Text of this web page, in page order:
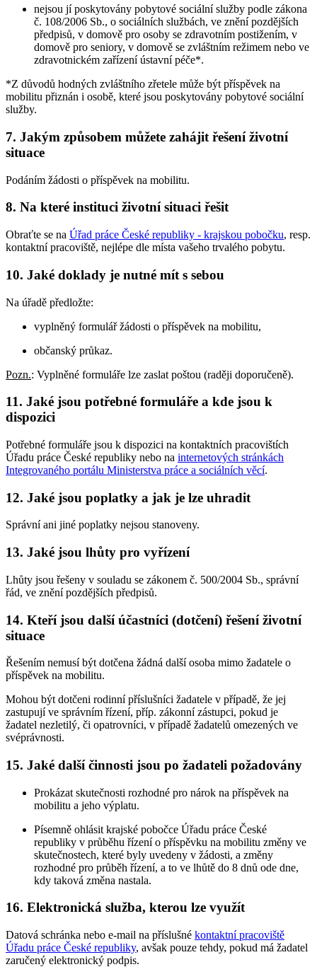
nejsou jí poskytovány pobytové sociální služby podle zákona
č. 108/2006 Sb., o sociálních službách, ve znění pozdějších
předpisů, v domově pro osoby se zdravotním postižením, v
domově pro seniory, v domově se zvláštním režimem nebo ve
zdravotnickém zařízení ústavní péče*.
*Z důvodů hodných zvláštního zřetele může být příspěvek na
mobilitu přiznán i osobě, které jsou poskytovány pobytové sociální
služby.
7. Jakým způsobem můžete zahájit řešení životní
situace
Podáním žádosti o příspěvek na mobilitu.
8. Na které instituci životní situaci řešit
Obraťte se na Úřad práce České republiky - krajskou pobočku, resp.
kontaktní pracoviště, nejlépe dle místa vašeho trvalého pobytu.
10. Jaké doklady je nutné mít s sebou
Na úřadě předložte:
vyplněný formulář žádosti o příspěvek na mobilitu,
občanský průkaz.
Pozn.: Vyplněné formuláře lze zaslat poštou (raději doporučeně).
11. Jaké jsou potřebné formuláře a kde jsou k
dispozici
Potřebné formuláře jsou k dispozici na kontaktních pracovištích
Úřadu práce České republiky nebo na internetových stránkách
Integrovaného portálu Ministerstva práce a sociálních věcí.
12. Jaké jsou poplatky a jak je lze uhradit
Správní ani jiné poplatky nejsou stanoveny.
13. Jaké jsou lhůty pro vyřízení
Lhůty jsou řešeny v souladu se zákonem č. 500/2004 Sb., správní
řád, ve znění pozdějších předpisů.
14. Kteří jsou další účastníci (dotčení) řešení životní
situace
Řešením nemusí být dotčena žádná další osoba mimo žadatele o
příspěvek na mobilitu.
Mohou být dotčeni rodinní příslušníci žadatele v případě, že jej
zastupují ve správním řízení, příp. zákonní zástupci, pokud je
žadatel nezletilý, či opatrovníci, v případě žadatelů omezených ve
svéprávnosti.
15. Jaké další činnosti jsou po žadateli požadovány
Prokázat skutečnosti rozhodné pro nárok na příspěvek na
mobilitu a jeho výplatu.
Písemně ohlásit krajské pobočce Úřadu práce České
republiky v průběhu řízení o příspěvku na mobilitu změny ve
skutečnostech, které byly uvedeny v žádosti, a změny
rozhodné pro průběh řízení, a to ve lhůtě do 8 dnů ode dne,
kdy taková změna nastala.
16. Elektronická služba, kterou lze využít
Datová schránka nebo e-mail na příslušné kontaktní pracoviště
Úřadu práce České republiky, avšak pouze tehdy, pokud má žadatel
zaručený elektronický podpis.